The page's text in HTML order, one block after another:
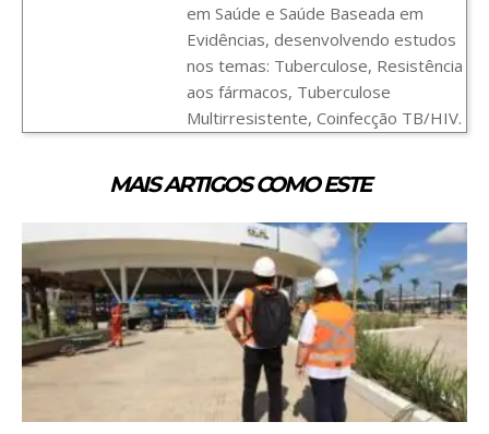
em Saúde e Saúde Baseada em
Evidências, desenvolvendo estudos
nos temas: Tuberculose, Resistência
aos fármacos, Tuberculose
Multirresistente, Coinfecção TB/HIV.
MAIS ARTIGOS COMO ESTE